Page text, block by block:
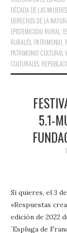
DÉCADA DE LAS
DERECHOS DE LA
EPISTEMICIDIO RURAL
RURALES PATRIMONIO
PATRIMONIO CULTURAL
CULTURALES
5.1-
Si quieres, el 3
«Respuestas
edición de 2022
´Espluga de